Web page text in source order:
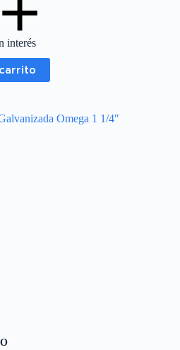
interés